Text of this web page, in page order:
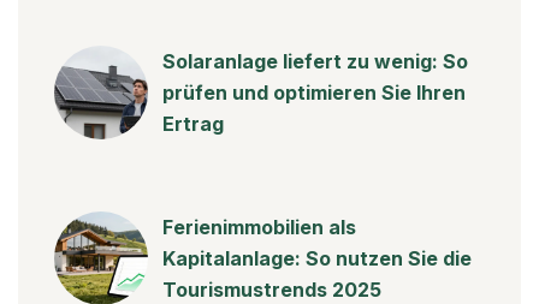
Solaranlage liefert zu wenig: So
prüfen und optimieren Sie Ihren
Ertrag
Ferienimmobilien als
Kapitalanlage: So nutzen Sie die
Tourismustrends 2025